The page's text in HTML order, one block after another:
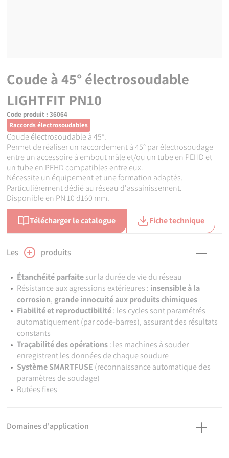
Coude à 45° électrosoudable
LIGHTFIT PN10
Code produit :36064
Raccords électrosoudables
Coude électrosoudable à 45°.
Permet de réaliser un raccordement à 45° par électrosoudage
entre un accessoire à embout mâle et/ou un tube en PEHD et
un tube en PEHD compatibles entre eux.
Nécessite un équipement et une formation adaptés.
Particulièrement dédié au réseau d'assainissement.
Disponible en PN 10 d160 mm.
Télécharger le catalogue Fiche technique
Les produits
Étanchéité parfaitesur la durée de vie du réseau
Résistance aux agressions extérieures : insensible à la
corrosion, grande innocuité aux produits chimiques
Fiabilité et reproductibilité: les cycles sont paramétrés
automatiquement (par code-barres), assurant des résultats
constants
Traçabilité des opérations: les machines à souder
enregistrent les données de chaque soudure
Système SMARTFUSE (reconnaissance automatique des
paramètres de soudage)
Butées fixes
Domaines d'application